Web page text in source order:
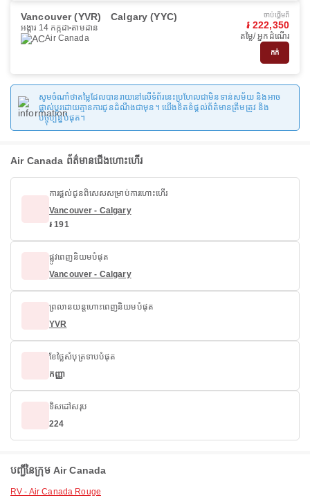
Vancouver (YVR) Calgary (YYC)
អង្គារ 14 កក្កដា តាមដាន
Air Canada
ចាប់ផ្ដើមពី
៛ 222,350
តម្លៃ/ អ្នកដំណើរ
កក់
សូមចំណាំថាតម្លៃដែលបានរាយនៅលើទំព័រនេះប្រហែលជាមិនទាន់សម័យ និងអាច
ផ្លាស់ប្តូរដោយគ្មានការជូនដំណឹងជាមុន។ យើងខិតខំផ្តល់ព័ត៌មានត្រឹមត្រូវ និង
បច្ចុប្បន្នបំផុត។
Air Canada ព័ត៌មានជើងហោះហើរ
ការផ្តល់ជូនពិសេសសម្រាប់ការហោះហើរ
Vancouver - Calgary
៛ 191
ផ្លូវពេញនិយមបំផុត
Vancouver - Calgary
ព្រលានយន្តហោះពេញនិយមបំផុត
YVR
ខែថ្លៃសំបុត្រទាបបំផុត
កញ្ញា
ទិសដៅសរុប
224
បញ្ជីនៃក្រុម Air Canada
RV - Air Canada Rouge